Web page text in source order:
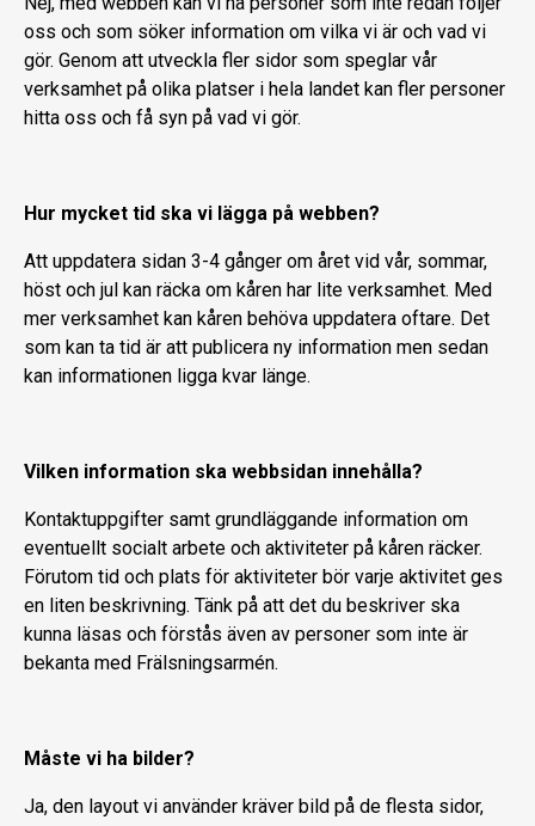
oss och som söker information om vilka vi är och vad vi
gör. Genom att utveckla fler sidor som speglar vår
verksamhet på olika platser i hela landet kan fler personer
hitta oss och få syn på vad vi gör.
Hur mycket tid ska vi lägga på webben?
Att uppdatera sidan 3-4 gånger om året vid vår, sommar,
höst och jul kan räcka om kåren har lite verksamhet. Med
mer verksamhet kan kåren behöva uppdatera oftare. Det
som kan ta tid är att publicera ny information men sedan
kan informationen ligga kvar länge.
Vilken information ska webbsidan innehålla?
Kontaktuppgifter samt grundläggande information om
eventuellt socialt arbete och aktiviteter på kåren räcker.
Förutom tid och plats för aktiviteter bör varje aktivitet ges
en liten beskrivning. Tänk på att det du beskriver ska
kunna läsas och förstås även av personer som inte är
bekanta med Frälsningsarmén.
Måste vi ha bilder?
Ja, den layout vi använder kräver bild på de flesta sidor,